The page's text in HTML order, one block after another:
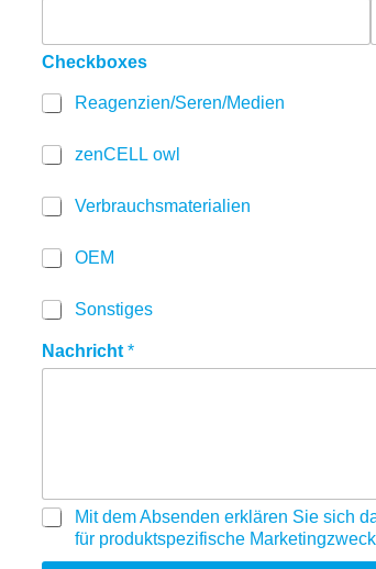
D
P
R
A
e
m
Checkboxes
Reagenzien/Seren/Medien
zenCELL owl
Verbrauchsmaterialien
OEM
Sonstiges
Nachricht *
P
Mit dem Absenden erklären Sie sich
für produktspezifische